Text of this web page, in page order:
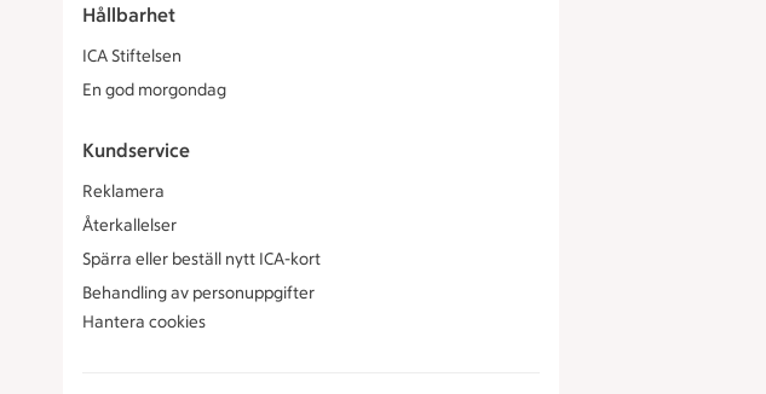
Hållbarhet
ICA Stiftelsen
En god morgondag
Kundservice
Reklamera
Återkallelser
Spärra eller beställ nytt ICA-kort
Behandling av personuppgifter
Hantera cookies